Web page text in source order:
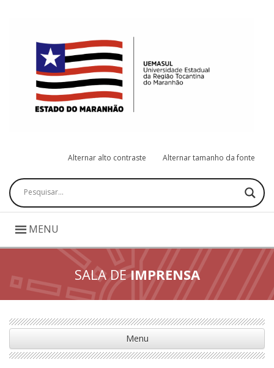
Alternar alto contraste Alternar tamanho da fonte
Pesquisar
MENU
SALA DEIMPRENSA
Menu